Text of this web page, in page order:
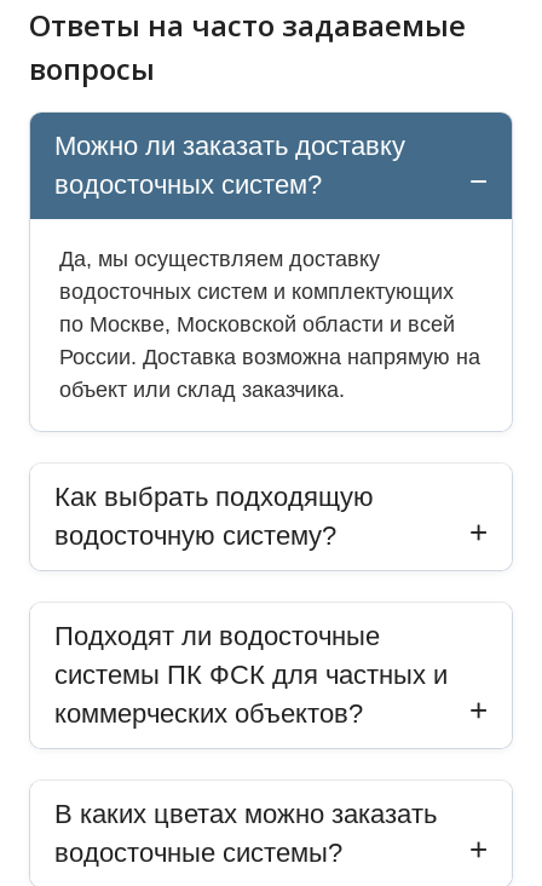
Ответы на часто задаваемые
вопросы
Можно ли заказать доставку
водосточных систем?
Да, мы осуществляем доставку
водосточных систем и комплектующих
по Москве, Московской области и всей
России. Доставка возможна напрямую на
объект или склад заказчика.
Как выбрать подходящую
водосточную систему?
Подходят ли водосточные
системы ПК ФСК для частных и
коммерческих объектов?
В каких цветах можно заказать
водосточные системы?